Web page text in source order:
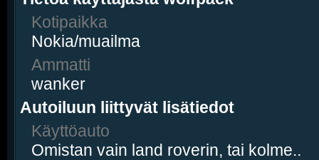
Kotipaikka
Nokia/muailma
Ammatti
wanker
Autoiluun liittyvät lisätiedot
Käyttöauto
Omistan vain land roverin, tai kolme..